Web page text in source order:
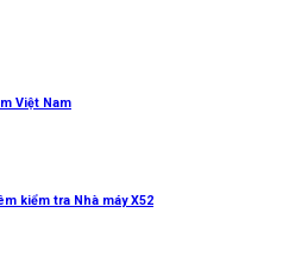
Việt Nam
kiểm tra Nhà máy X52